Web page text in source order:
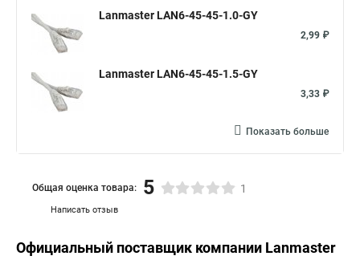
Lanmaster LAN6-45-45-1.0-GY
2,99 ₽
Lanmaster LAN6-45-45-1.5-GY
3,33 ₽
Показать больше
Написать отзыв
Общая оценка товара: 5 1
Официальный поставщик компании Lanmaster